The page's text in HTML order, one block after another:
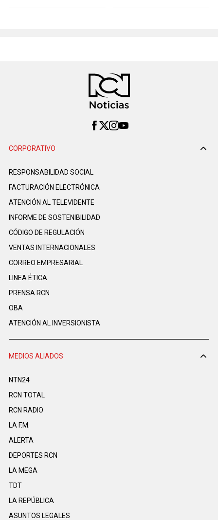
CORPORATIVO
RESPONSABILIDAD SOCIAL
FACTURACIÓN ELECTRÓNICA
ATENCIÓN AL TELEVIDENTE
INFORME DE SOSTENIBILIDAD
CÓDIGO DE REGULACIÓN
VENTAS INTERNACIONALES
CORREO EMPRESARIAL
LINEA ÉTICA
PRENSA RCN
OBA
ATENCIÓN AL INVERSIONISTA
MEDIOS ALIADOS
NTN24
RCN TOTAL
RCN RADIO
LA F.M.
ALERTA
DEPORTES RCN
LA MEGA
TDT
LA REPÚBLICA
ASUNTOS LEGALES